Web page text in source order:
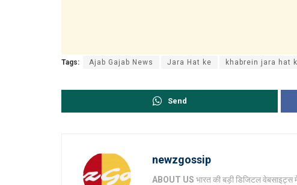
Tags: Ajab Gajab News Jara Hat ke khabrein jara hat
Send
newzgossip
ABOUT US भारत की बड़ी डिजिटल